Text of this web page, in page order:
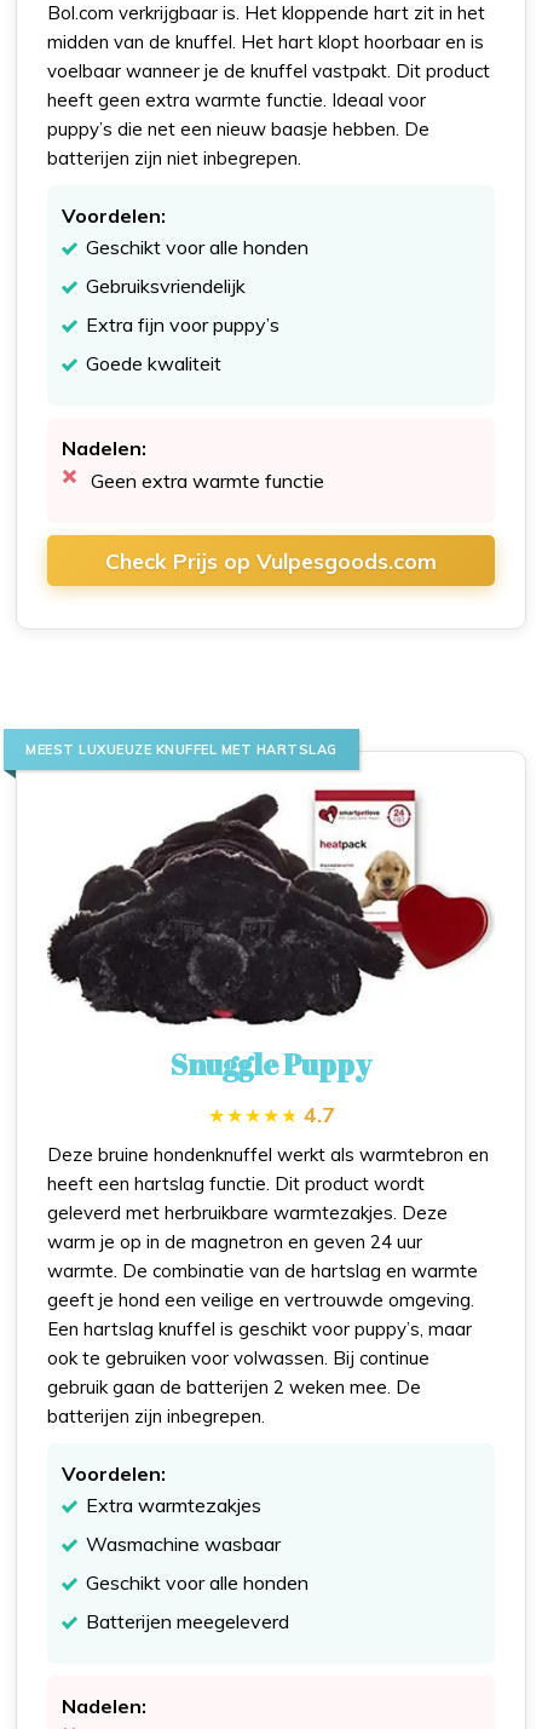
Bol.com verkrijgbaar is. Het kloppende hart zit in het
midden van de knuffel. Het hart klopt hoorbaar en is
voelbaar wanneer je de knuffel vastpakt. Dit product
heeft geen extra warmte functie. Ideaal voor
puppy’s die net een nieuw baasje hebben. De
batterijen zijn niet inbegrepen.
Voordelen:
Geschikt voor alle honden
Gebruiksvriendelijk
Extra fijn voor puppy’s
Goede kwaliteit
Nadelen:
Geen extra warmte functie
Check Prijs op Vulpesgoods.com
MEEST LUXUEUZE KNUFFEL MET HARTSLAG
Snuggle Puppy
4.7
Deze bruine hondenknuffel werkt als warmtebron en
heeft een hartslag functie. Dit product wordt
geleverd met herbruikbare warmtezakjes. Deze
warm je op in de magnetron en geven 24 uur
warmte. De combinatie van de hartslag en warmte
geeft je hond een veilige en vertrouwde omgeving.
Een hartslag knuffel is geschikt voor puppy’s, maar
ook te gebruiken voor volwassen. Bij continue
gebruik gaan de batterijen 2 weken mee. De
batterijen zijn inbegrepen.
Voordelen:
Extra warmtezakjes
Wasmachine wasbaar
Geschikt voor alle honden
Batterijen meegeleverd
Nadelen: